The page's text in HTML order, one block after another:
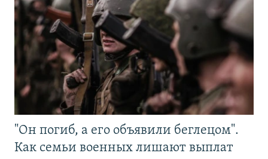
"Он погиб, а его объявили беглецом".
Как семьи военных лишают выплат